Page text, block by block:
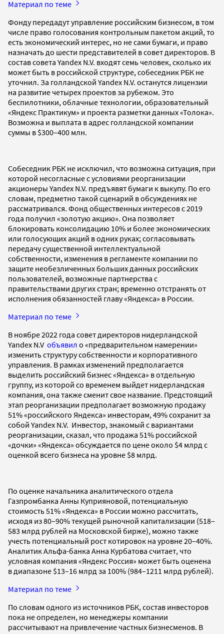
Материал по теме
Фонду передадут управление российским бизнесом, в том
числе право голосования контрольным пакетом акций, то
есть экономический интерес, но не сами бумаги, и право
назначать до шести представителей в совет директоров. В
состав совета Yandex N.V. входят семь человек, сколько их
может быть в российской структуре, собеседник РБК не
уточнил. За голландской Yandex N.V. останутся лицензии
на развитие четырех проектов за рубежом. Это
беспилотники, облачные технологии, образовательный
«Яндекс Практикум» и проекта разметки данных «Толока».
Возможна и выплата в адрес голландской компании
суммы в $300–400 млн.
Собеседник РБК не исключил, что возможна ситуация, при
которой несогласные с условиями реорганизации
акционеры Yandex N.V. предъявят бумаги к выкупу. По его
словам, предметно такой сценарий в обсуждениях не
рассматривался. Фонд общественных интересов с 2019
года получил «золотую акцию». Она позволяет
блокировать консолидацию 10% и более экономических
или голосующих акций в одних руках; согласовывать
передачу существенной интеллектуальной
собственности, изменения в регламенте компании по
защите необезличенных больших данных российских
пользователей, возможные партнерства с
правительствами других стран; временно отстранять от
исполнения обязанностей главу «Яндекса» в России.
Материал по теме
В ноябре 2022 года совет директоров нидерландской
Yandex N.V объявил о «предварительном намерении»
изменить структуру собственности и корпоративного
управления. В рамках изменений предполагается
выделить российский бизнес «Яндекса» в отдельную
группу, из которой со временем выйдет нидерландская
компания, она также сменит свое название. Предстоящий
этап реорганизации предполагает возможную продажу
51% «российского Яндекса» инвесторам, 49% сохранит за
собой Yandex N.V. Инвестор, знакомый с вариантами
реорганизации, сказал, что продажа 51% российской
«дочки» «Яндекса» обсуждается по цене около $4 млрд с
оценкой всего бизнеса на уровне $8 млрд.
По оценке начальника аналитического отдела
Газпромбанка Анны Куприяновой, потенциальную
стоимость 51% «Яндекса» в России можно рассчитать,
исходя из 80–90% текущей рыночной капитализации (518–
583 млрд рублей на Московской бирже), можно также
учесть потенциальный рост котировок на уровне 20–40%.
Аналитик Альфа-банка Анна Курбатова считает, что
условная компания «Яндекс Россия» может быть оценена
в диапазоне $13–16 млрд за 100% (984–1211 млрд рублей).
Материал по теме
По словам одного из источников РБК, состав инвесторов
пока не определен, но менеджеры компании
рассчитывают на привлечение частных бизнесменов. В